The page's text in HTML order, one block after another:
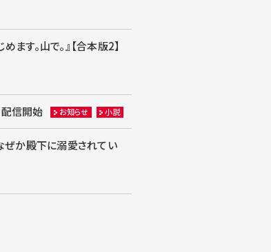
す。山で。』【合本版2】
配信開始 お知らせ 小説
ぜか殿下に溺愛されてい